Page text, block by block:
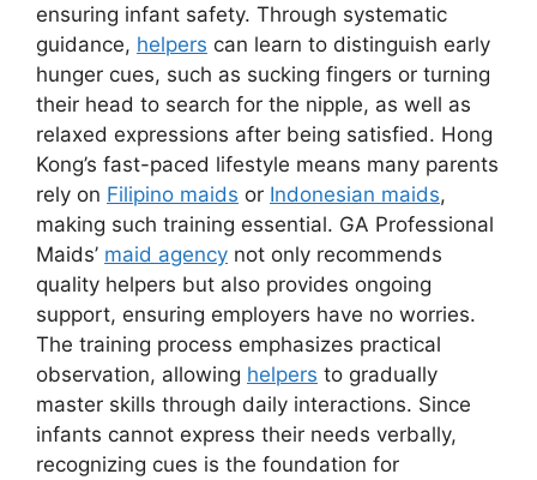
ensuring infant safety. Through systematic
guidance, helpers can learn to distinguish early
hunger cues, such as sucking fingers or turning
their head to search for the nipple, as well as
relaxed expressions after being satisfied. Hong
Kong’s fast-paced lifestyle means many parents
rely on Filipino maids or Indonesian maids,
making such training essential. GA Professional
Maids’ maid agency not only recommends
quality helpers but also provides ongoing
support, ensuring employers have no worries.
The training process emphasizes practical
observation, allowing helpers to gradually
master skills through daily interactions. Since
infants cannot express their needs verbally,
recognizing cues is the foundation for